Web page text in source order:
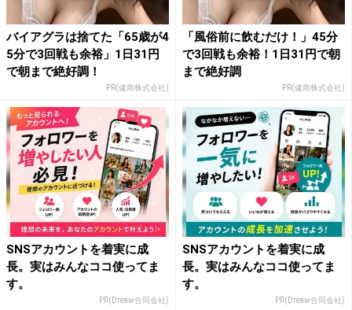
バイアグラは捨てた「65歳が4
5分で3回戦も余裕」1日31円
で朝まで絶好調！
PR(健商株式会社)
「風俗前に飲むだけ！」45分
で3回戦も余裕！1日31円で朝
まで絶好調
PR(健商株式会社)
SNSアカウントを着実に成
長。実はみんなココ使ってま
す。
PR(Dreaw合同会社)
SNSアカウントを着実に成
長。実はみんなココ使ってま
す。
PR(Dreaw合同会社)